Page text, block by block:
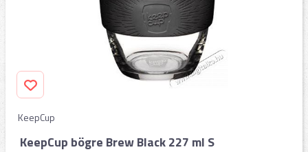
KeepCup
KeepCup bögre Brew Black 227 ml S